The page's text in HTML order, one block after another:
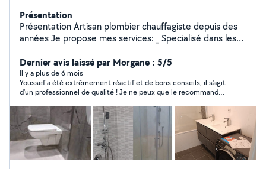
Présentation
Présentation Artisan plombier chauffagiste depuis des
années Je propose mes services: _ Specialisé dans les
salle de bain (avec carlage) _Remplacement appareils
sanitaires, chaudière gaz , radiateur,ect..... _Soudeur
cuivre et acier -poser pompe à chaleur granul Électricité
Gaz MULTI SERVICES *Pose meuble cuisine *Pose
parquet (tous les types) *Pose carrelage *Pinture Devis
gratuit
Dernier avis laissé par Morgane : 5/5
Il y a plus de 6 mois
Youssef a été extrêmement réactif et de bons conseils, il s'agit
d'un professionnel de qualité ! Je ne peux que le recommander